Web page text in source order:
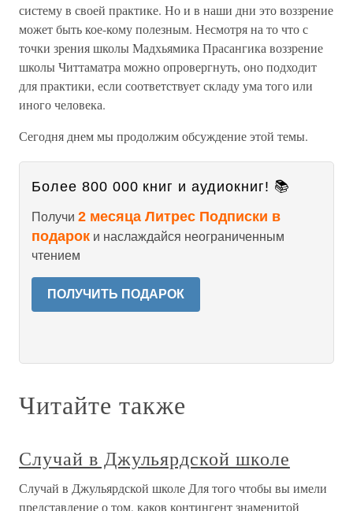
систему в своей практике. Но и в наши дни это воззрение
может быть кое-кому полезным. Несмотря на то что с
точки зрения школы Мадхьямика Прасангика воззрение
школы Читтаматра можно опровергнуть, оно подходит
для практики, если соответствует складу ума того или
иного человека.
Сегодня днем мы продолжим обсуждение этой темы.
Более 800 000 книг и аудиокниг! 📚
Получи 2 месяца Литрес Подписки в
подарок и наслаждайся неограниченным
чтением
ПОЛУЧИТЬ ПОДАРОК
Читайте также
Случай в Джульярдской школе
Случай в Джульярдской школе Для того чтобы вы имели
представление о том, каков контингент знаменитой